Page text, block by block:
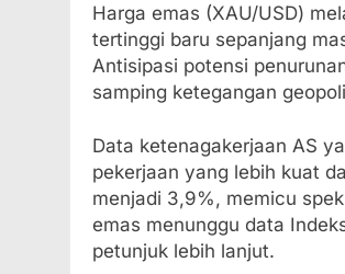
Harga emas (XAU/USD)
tertinggi baru sepanjang
Antisipasi potensi
samping ketegangan
Data ketenagakerjaan AS
pekerjaan yang lebih kuat
menjadi 3,9%, memicu
emas menunggu data
petunjuk lebih lanjut.